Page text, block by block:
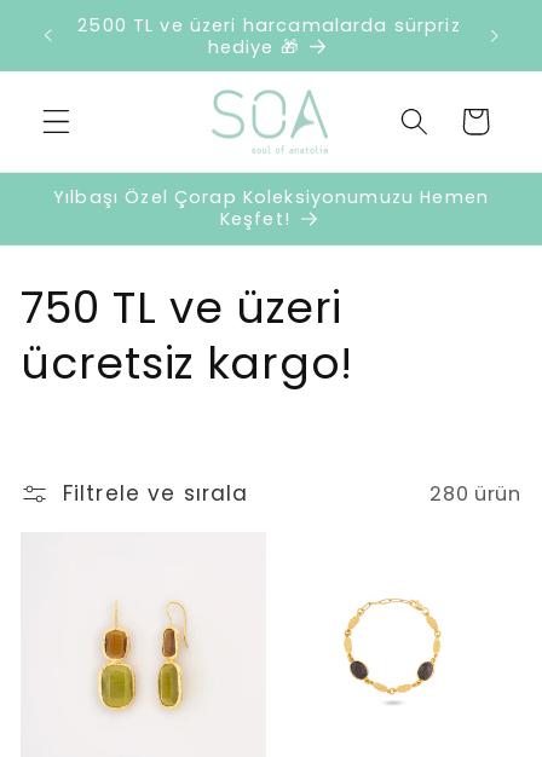
İçeriğe
atla
2500 TL ve üzeri harcamalarda sürpriz
hediye 🎁
Sepet
Yılbaşı Özel Çorap Koleksiyonumuzu Hemen
Keşfet!
K
o
e
750 TL ve üzeri
ücretsiz kargo!
Filtrele ve sırala 280 ürün